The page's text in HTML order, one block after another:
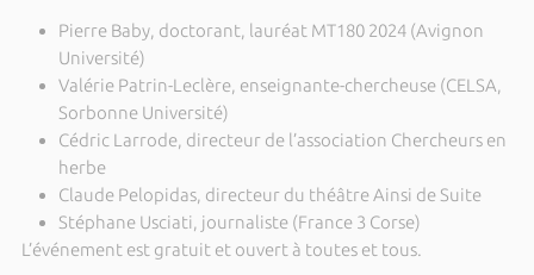
Pierre Baby, doctorant, lauréat MT180 2024 (Avignon
Université)
Valérie Patrin-Leclère, enseignante-chercheuse (CELSA,
Sorbonne Université)
Cédric Larrode, directeur de l’association Chercheurs en
herbe
Claude Pelopidas, directeur du théâtre Ainsi de Suite
Stéphane Usciati, journaliste (France 3 Corse)
L’événement est gratuit et ouvert à toutes et tous.